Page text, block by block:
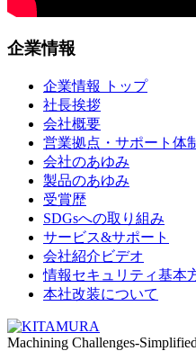
企業情報
企業情報 トップ
社長挨拶
会社概要
営業拠点・サポート体
会社のあゆみ
製品のあゆみ
受賞歴
SDGsへの取り組み
サービス&サポート
会社紹介ビデオ
情報セキュリティ基本
本社改装について
Machining Challenges-Simplified